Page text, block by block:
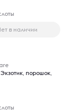
в наличии
порошок,